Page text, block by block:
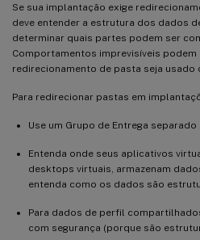
Se sua implantação exige
deve entender a estrutura dos dados
determinar quais partes podem ser
Comportamentos imprevisíveis podem
redirecionamento de pasta seja usado
Para redirecionar pastas em
Use um Grupo de Entrega separado
Entenda onde seus aplicativos
desktops virtuais, armazenam
entenda como os dados são
Para dados de perfil
com segurança (porque são